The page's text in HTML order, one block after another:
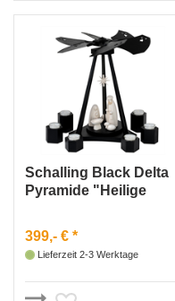
Schalling Black Delta
Pyramide "Heilige
399,- € *
Lieferzeit 2-3 Werktage